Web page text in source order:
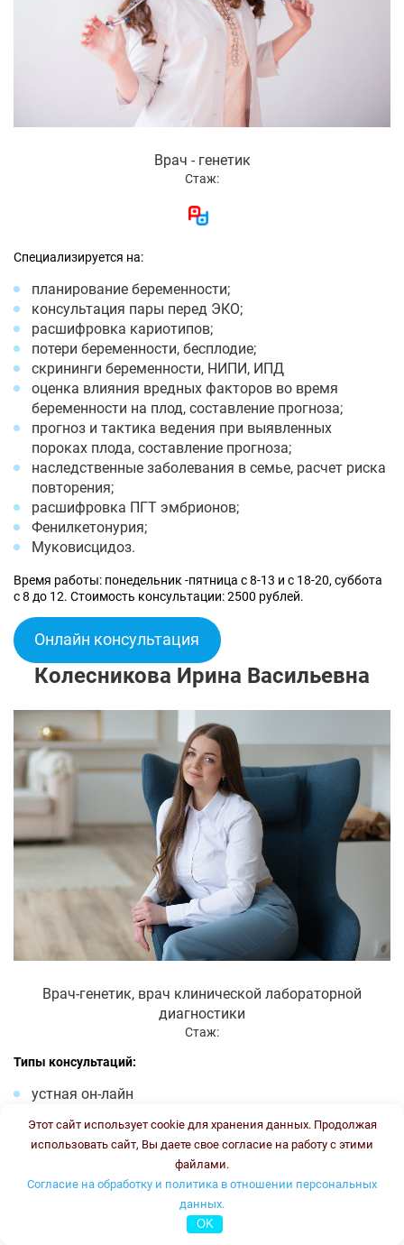
Врач - генетик
Стаж:
Специализируется на:
планирование беременности;
консультация пары перед ЭКО;
расшифровка кариотипов;
потери беременности, бесплодие;
скрининги беременности, НИПИ, ИПД
оценка влияния вредных факторов во время
беременности на плод, составление прогноза;
прогноз и тактика ведения при выявленных
пороках плода, составление прогноза;
наследственные заболевания в семье, расчет риска
повторения;
расшифровка ПГТ эмбрионов;
Фенилкетонурия;
Муковисцидоз.
Время работы: понедельник -пятница с 8-13 и с 18-20, суббота
с 8 до 12. Стоимость консультации: 2500 рублей.
Онлайн консультация
Колесникова Ирина Васильевна
Врач-генетик, врач клинической лабораторной
диагностики
Стаж:
Типы консультаций:
устная он-лайн
письменная офлайн
3500 рублей
График работы:ПН, ВТ, ЧТ, ПТ с 16.00 до 18.00
Онлайн консультация
Этот сайт использует cookie для хранения данных. Продолжая
использовать сайт, Вы даете свое согласие на работу с этими
файлами.
Согласие на обработку и политика в отношении персональных
данных.
OK